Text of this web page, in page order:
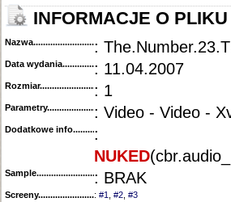
INFORMACJE O PLIKU
Nazwa.............................................
:
Data wydania......................................
: 11.04.2007
Rozmiar...........................................
: 1
Parametry.........................................: Video - Video -
Dodatkowe info....................................
:
NUKED
Sample............................................
: BRAK
Screeny...........................................
: #1 #2 #3